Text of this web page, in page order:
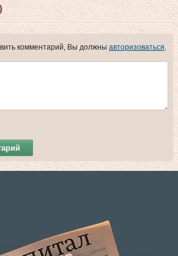
комментарий, Вы должны авторизоваться.